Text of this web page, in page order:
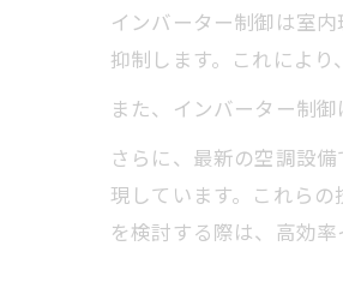
インバーター制御は室
抑制します。これによ
また、インバーター制
さらに、最新の空調設
現しています。これら
を検討する際は、高効